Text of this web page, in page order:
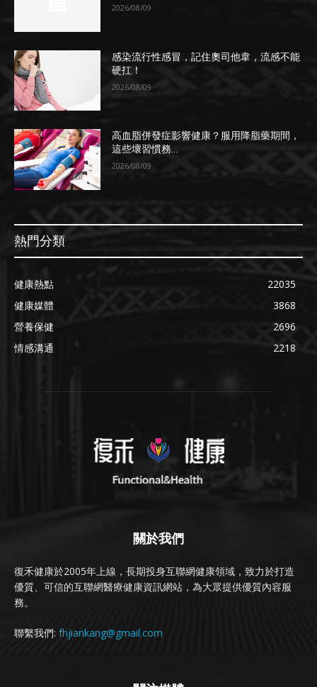
2026/08/09
感染流行性感冒，記住奧司他韋，流感不能
硬扛！
2026/08/09
高血脂併發症影響健康？服用降脂藥期間，
這些壞習慣務...
2026/08/09
熱門分類
健康熱點
22035
健康媒體
3868
營養保健
2696
情感溝通
2218
關於我們
復禾健康於2005年上線，長期投身互聯網健康領域，致力於打造
優質、可信的互聯網醫療健康資訊網站，為大眾提供優質內容服
務。
聯繫我們: fhjiankang@gmail.com